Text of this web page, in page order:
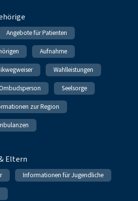
Angebote für Patienten
Aufnahme
Wahlleistungen
Seelsorge
zur Region
Eltern
Informationen für Jugendliche